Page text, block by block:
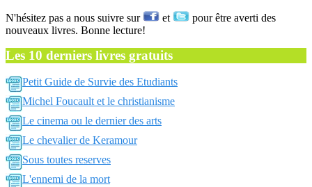
N'hésitez pas a nous suivre sur et
pour être averti des
nouveaux livres. Bonne lecture!
Les 10 derniers livres gratuits
Petit Guide de Survie des Etudiants
Michel Foucault et le christianisme
Le cinema ou le dernier des arts
Le chevalier de Keramour
Sous toutes reserves
L'ennemi de la mort